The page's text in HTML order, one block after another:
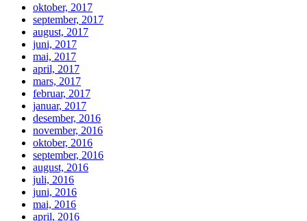
oktober, 2017
september, 2017
august, 2017
juni, 2017
mai, 2017
april, 2017
mars, 2017
februar, 2017
januar, 2017
desember, 2016
november, 2016
oktober, 2016
september, 2016
august, 2016
juli, 2016
juni, 2016
mai, 2016
april, 2016